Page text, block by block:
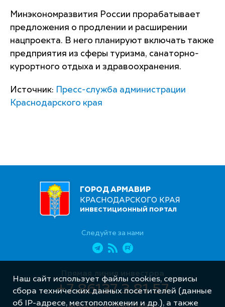
Минэкономразвития России прорабатывает
предложения о продлении и расширении
нацпроекта. В него планируют включать также
предприятия из сферы туризма, санаторно-
курортного отдыха и здравоохранения.
Источник:
Пресс-служба администрации
Краснодарского края
ГОРОД АРМАВИР
КРАСНОДАРСКОГО КРАЯ
ИНВЕСТИЦИОННЫЙ ПОРТАЛ
Следуйте за нами
Прямая линия инвестора
+7 86137 3 81 57
Наш сайт использует файлы cookies, сервисы
сбора технических данных посетителей (данные
об IP-адресе, местоположении и др.), а также